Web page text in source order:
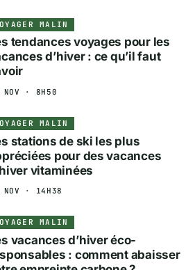
MALIN
tendances voyages pour les
d’hiver : ce qu’il faut
NOV · 8H50
MALIN
stations de ski les plus
pour des vacances
vitaminées
· 14H38
MALIN
vacances d’hiver éco-
: comment abaisser